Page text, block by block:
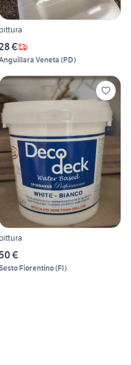
pittura
€
Veneta(PD)
pittura
€
Fiorentino(FI)